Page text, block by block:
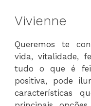
Vivienne
Queremos te
vida, vitalidade,
tudo o que é
positiva, pode
características